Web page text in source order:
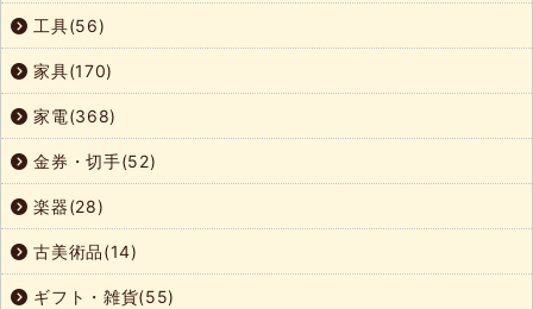
工具(56)
家具(170)
家電(368)
金券・切手(52)
楽器(28)
古美術品(14)
ギフト・雑貨(55)